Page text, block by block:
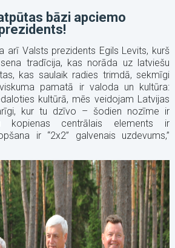
bāzi apciemo
Valsts prezidents Egils Levits, kurš
tradīcija, kas norāda uz latviešu
kas saulaik radies trimdā, sekmīgi
pamatā ir valoda un kultūra:
kultūrā, mēs veidojam Latvijas
kur tu dzīvo – šodien nozīme ir
kopienas centrālais elements ir
ir “2x2” galvenais uzdevums,”